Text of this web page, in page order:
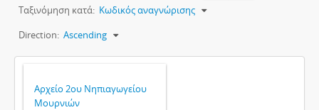
Ταξινόμηση κατά: Κωδικός αναγνώρισης
Direction: Ascending
Αρχείο 2ου Νηπιαγωγείου
Μουρνιών